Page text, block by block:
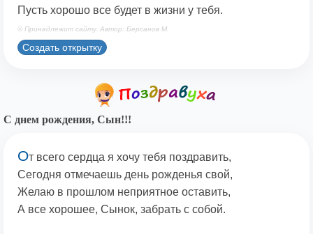
Пусть хорошо все будет в жизни у тебя.
© Принадлежит сайту. Автор: Берсанов М.
Создать открытку
С днем рождения, Сын!!!
От всего сердца я хочу тебя поздравить,
Сегодня отмечаешь день рожденья свой,
Желаю в прошлом неприятное оставить,
А все хорошее, Сынок, забрать с собой.